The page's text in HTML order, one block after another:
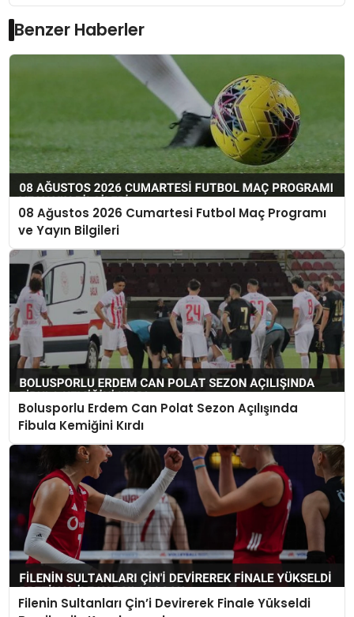
Benzer Haberler
08 Ağustos 2026 Cumartesi Futbol Maç Programı
ve Yayın Bilgileri
Bolusporlu Erdem Can Polat Sezon Açılışında
Fibula Kemiğini Kırdı
Filenin Sultanları Çin’i Devirerek Finale Yükseldi